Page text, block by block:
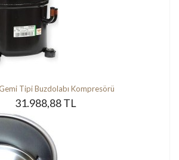
Tipi Buzdolabı Kompresörü
31.988,88 TL